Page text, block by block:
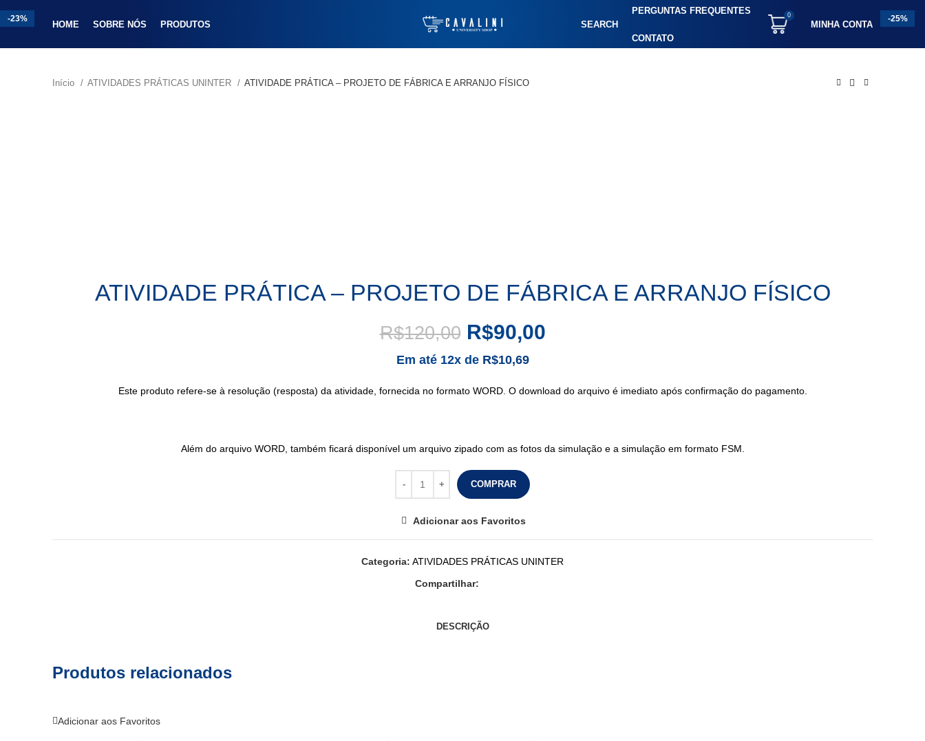
HOME SOBRE NÓS PRODUTOS SEARCH
PERGUNTAS FREQUENTES
CONTATO
0
MINHA CONTA
Início ATIVIDADES PRÁTICAS UNINTER ATIVIDADE PRÁTICA – PROJETO DE FÁBRICA E ARRANJO FÍSICO
-25%
ATIVIDADE PRÁTICA – PROJETO DE FÁBRICA E ARRANJO FÍSICO
R$120,00 R$90,00
Em até 12x de R$10,69
Este produto refere-se à resolução (resposta) da atividade, fornecida no formato WORD. O download do arquivo é imediato após confirmação do pagamento.
Além do arquivo WORD, também ficará disponível um arquivo zipado com as fotos da simulação e a simulação em formato FSM.
COMPRAR
Adicionar aos Favoritos
Categoria: ATIVIDADES PRÁTICAS UNINTER
Compartilhar:
DESCRIÇÃO
Produtos relacionados
-25%
Adicionar aos Favoritos
-20%
-25%
-25%
-18%
-23%
-20%
-23%